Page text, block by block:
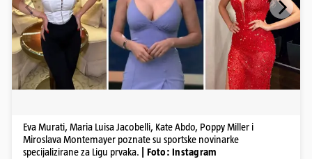
Eva Murati, Maria Luisa Jacobelli, Kate Abdo, Poppy Miller i
Miroslava Montemayer poznate su sportske novinarke
specijalizirane za Ligu prvaka.
| Foto: Instagram